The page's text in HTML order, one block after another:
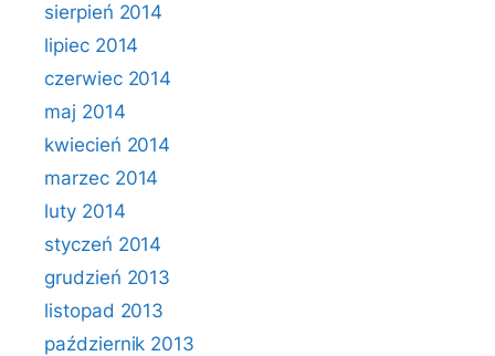
sierpień 2014
lipiec 2014
czerwiec 2014
maj 2014
kwiecień 2014
marzec 2014
luty 2014
styczeń 2014
grudzień 2013
listopad 2013
październik 2013